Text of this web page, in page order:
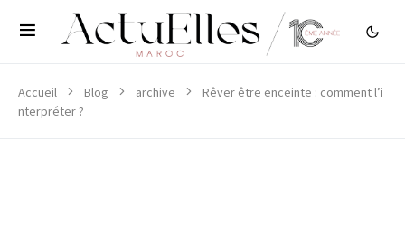
Accueil Blog archive
Rêver être enceinte : comment l’i
nterpréter ?